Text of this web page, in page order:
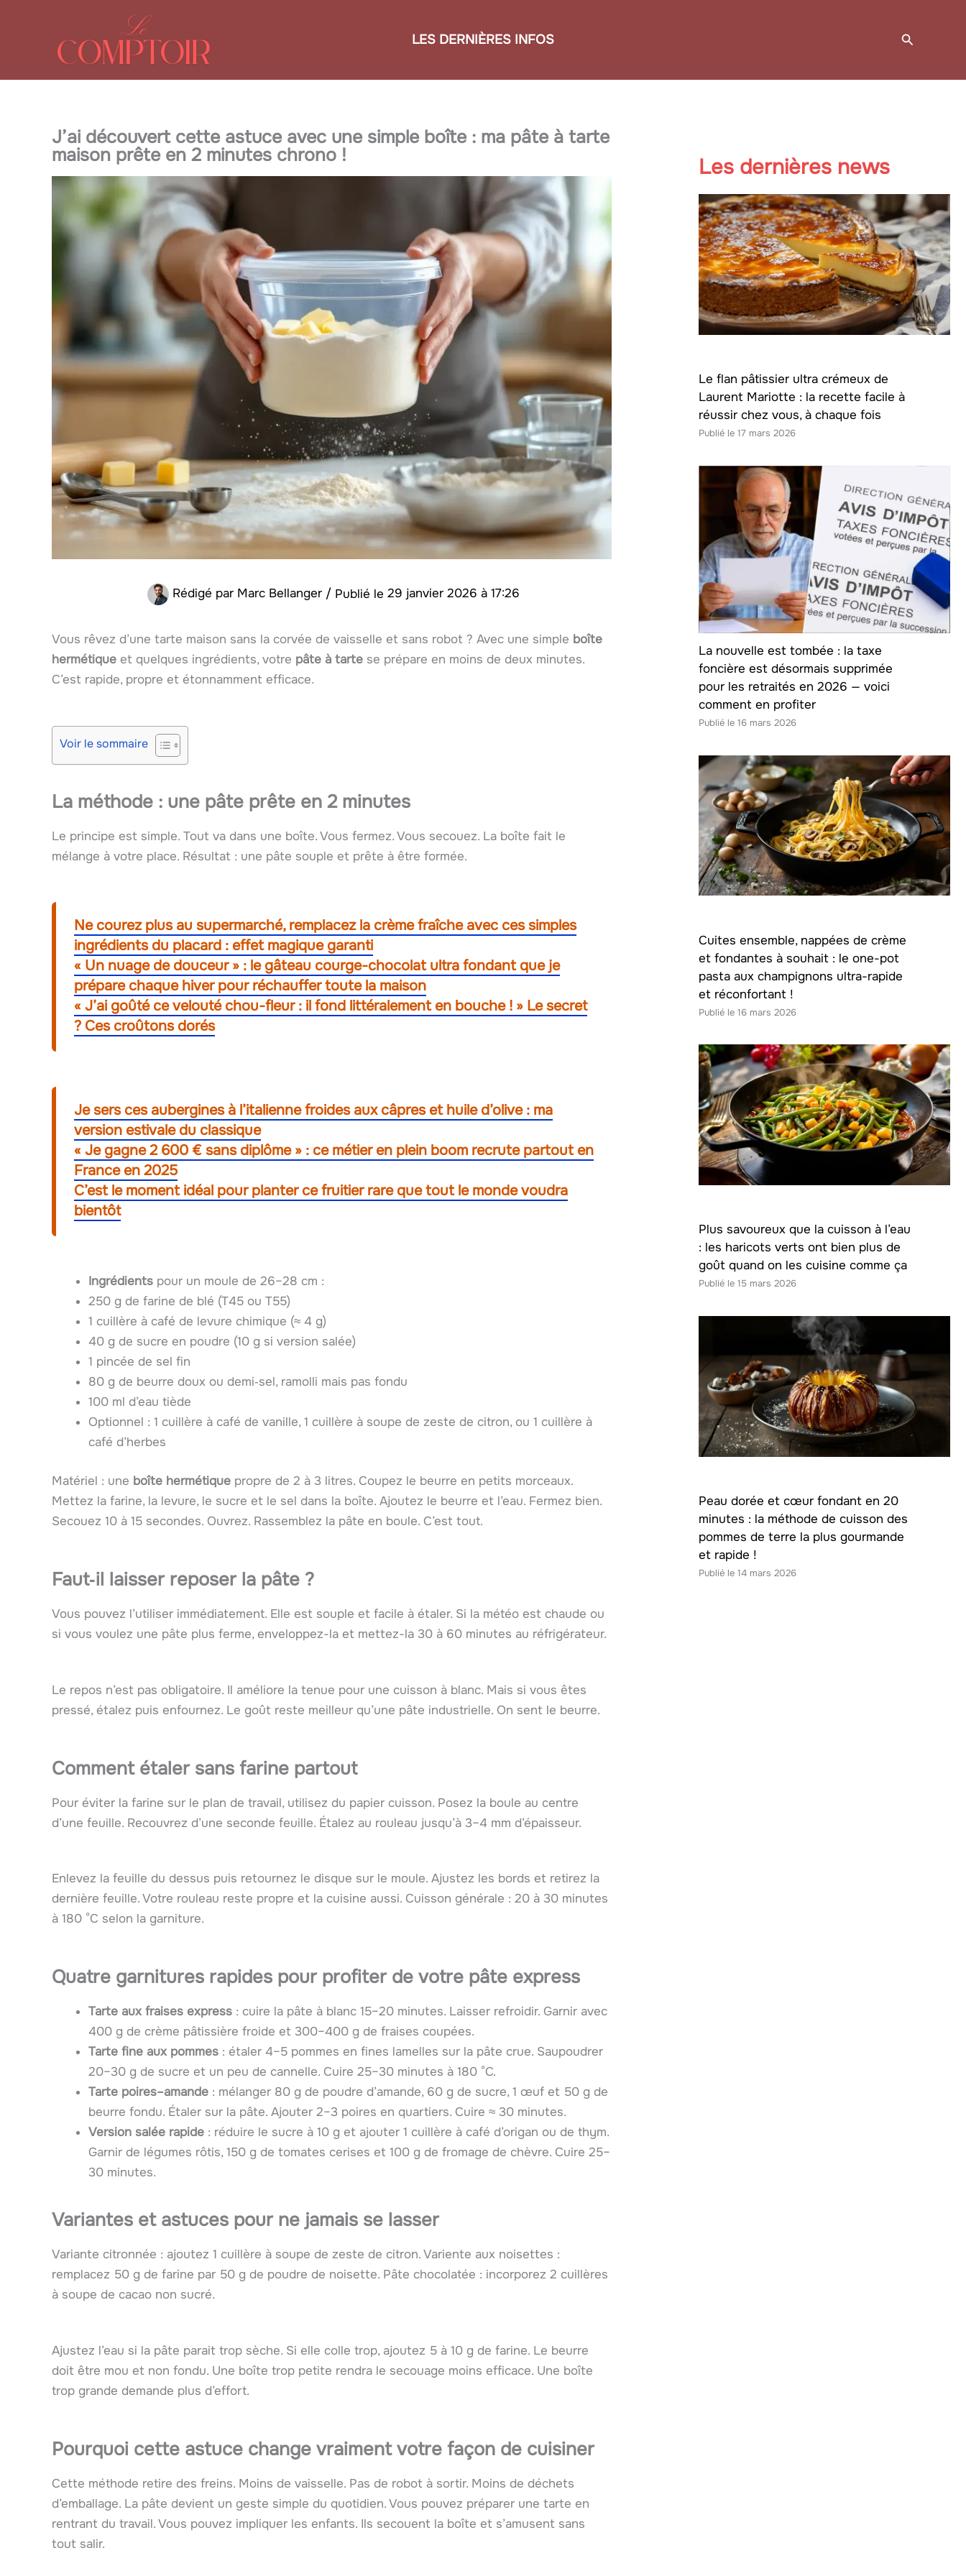
LES DERNIÈRES INFOS
J’ai découvert cette astuce avec une simple boîte : ma pâte à tarte
maison prête en 2 minutes chrono !
Rédigé par Marc Bellanger / 29 janvier 2026 à 17:26
Vous rêvez d’une tarte maison sans la corvée de vaisselle et sans robot ? Avec une simple boîte
hermétique et quelques ingrédients, votre pâte à tarte se prépare en moins de deux minutes.
C’est rapide, propre et étonnamment efficace.
Voir le sommaire
La méthode : une pâte prête en 2 minutes
Le principe est simple. Tout va dans une boîte. Vous fermez. Vous secouez. La boîte fait le
mélange à votre place. Résultat : une pâte souple et prête à être formée.
Ne courez plus au supermarché, remplacez la crème fraîche avec ces simples
ingrédients du placard : effet magique garanti
« Un nuage de douceur » : le gâteau courge-chocolat ultra fondant que je
prépare chaque hiver pour réchauffer toute la maison
« J’ai goûté ce velouté chou-fleur : il fond littéralement en bouche ! » Le secret
? Ces croûtons dorés
Je sers ces aubergines à l’italienne froides aux câpres et huile d’olive : ma
version estivale du classique
« Je gagne 2 600 € sans diplôme » : ce métier en plein boom recrute partout en
France en 2025
C’est le moment idéal pour planter ce fruitier rare que tout le monde voudra
bientôt
Ingrédients pour un moule de 26–28 cm :
250 g de farine de blé (T45 ou T55)
1 cuillère à café de levure chimique (≈ 4 g)
40 g de sucre en poudre (10 g si version salée)
1 pincée de sel fin
80 g de beurre doux ou demi‑sel, ramolli mais pas fondu
100 ml d’eau tiède
Optionnel : 1 cuillère à café de vanille, 1 cuillère à soupe de zeste de citron, ou 1 cuillère à
café d’herbes
Matériel : une boîte hermétique propre de 2 à 3 litres. Coupez le beurre en petits morceaux.
Mettez la farine, la levure, le sucre et le sel dans la boîte. Ajoutez le beurre et l’eau. Fermez bien.
Secouez 10 à 15 secondes. Ouvrez. Rassemblez la pâte en boule. C’est tout.
Faut‑il laisser reposer la pâte ?
Vous pouvez l’utiliser immédiatement. Elle est souple et facile à étaler. Si la météo est chaude ou
si vous voulez une pâte plus ferme, enveloppez-la et mettez-la 30 à 60 minutes au réfrigérateur.
Le repos n’est pas obligatoire. Il améliore la tenue pour une cuisson à blanc. Mais si vous êtes
pressé, étalez puis enfournez. Le goût reste meilleur qu’une pâte industrielle. On sent le beurre.
Comment étaler sans farine partout
Pour éviter la farine sur le plan de travail, utilisez du papier cuisson. Posez la boule au centre
d’une feuille. Recouvrez d’une seconde feuille. Étalez au rouleau jusqu’à 3–4 mm d’épaisseur.
Enlevez la feuille du dessus puis retournez le disque sur le moule. Ajustez les bords et retirez la
dernière feuille. Votre rouleau reste propre et la cuisine aussi. Cuisson générale : 20 à 30 minutes
à 180 °C selon la garniture.
Quatre garnitures rapides pour profiter de votre pâte express
Tarte aux fraises express : cuire la pâte à blanc 15–20 minutes. Laisser refroidir. Garnir avec
400 g de crème pâtissière froide et 300–400 g de fraises coupées.
Tarte fine aux pommes : étaler 4–5 pommes en fines lamelles sur la pâte crue. Saupoudrer
20–30 g de sucre et un peu de cannelle. Cuire 25–30 minutes à 180 °C.
Tarte poires–amande : mélanger 80 g de poudre d’amande, 60 g de sucre, 1 œuf et 50 g de
beurre fondu. Étaler sur la pâte. Ajouter 2–3 poires en quartiers. Cuire ≈ 30 minutes.
Version salée rapide : réduire le sucre à 10 g et ajouter 1 cuillère à café d’origan ou de thym.
Garnir de légumes rôtis, 150 g de tomates cerises et 100 g de fromage de chèvre. Cuire 25–
30 minutes.
Variantes et astuces pour ne jamais se lasser
Variante citronnée : ajoutez 1 cuillère à soupe de zeste de citron. Variente aux noisettes :
remplacez 50 g de farine par 50 g de poudre de noisette. Pâte chocolatée : incorporez 2 cuillères
à soupe de cacao non sucré.
Ajustez l’eau si la pâte parait trop sèche. Si elle colle trop, ajoutez 5 à 10 g de farine. Le beurre
doit être mou et non fondu. Une boîte trop petite rendra le secouage moins efficace. Une boîte
trop grande demande plus d’effort.
Pourquoi cette astuce change vraiment votre façon de cuisiner
Cette méthode retire des freins. Moins de vaisselle. Pas de robot à sortir. Moins de déchets
d’emballage. La pâte devient un geste simple du quotidien. Vous pouvez préparer une tarte en
rentrant du travail. Vous pouvez impliquer les enfants. Ils secouent la boîte et s’amusent sans
tout salir.
Les dernières news
Le flan pâtissier ultra crémeux de
Laurent Mariotte : la recette facile à
réussir chez vous, à chaque fois
17 mars 2026
La nouvelle est tombée : la taxe
foncière est désormais supprimée
pour les retraités en 2026 — voici
comment en profiter
16 mars 2026
Cuites ensemble, nappées de crème
et fondantes à souhait : le one-pot
pasta aux champignons ultra-rapide
et réconfortant !
16 mars 2026
Plus savoureux que la cuisson à l’eau
: les haricots verts ont bien plus de
goût quand on les cuisine comme ça
15 mars 2026
Peau dorée et cœur fondant en 20
minutes : la méthode de cuisson des
pommes de terre la plus gourmande
et rapide !
14 mars 2026